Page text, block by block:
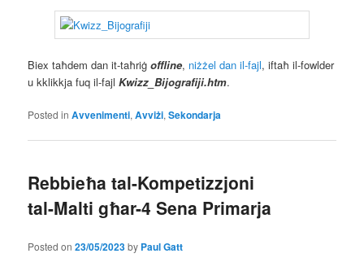
Biex taħdem dan it-taħriġoffline, niżżel dan il-fajl, iftaħ il-fowlder
u kklikkja fuq il-fajlKwizz_Bijografiji.htm.
Posted in Avvenimenti,Avviżi,Sekondarja
Rebbieħa tal-Kompetizzjoni
tal-Malti għar-4 Sena Primarja
Posted on23/05/2023by Paul Gatt